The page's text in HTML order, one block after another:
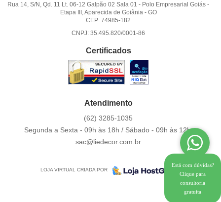
Rua 14, S/N, Qd. 11 Lt. 06-12 Galpão 02 Sala 01 - Polo Empresarial Goiás -
Etapa III, Aparecida de Goiânia - GO
CEP: 74985-182
CNPJ: 35.495.820/0001-86
Certificados
Atendimento
(62) 3285-1035
Segunda a Sexta - 09h às 18h / Sábado - 09h às 12h.
sac@liedecor.com.br
LOJA VIRTUAL CRIADA POR
Está com dúvidas?
Clique para
consultoria
gratuita